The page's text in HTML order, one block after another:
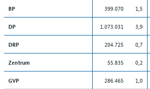
BP 399.070 1,5
DP 1.073.031 3,9
DRP 204.725 0,7
Zentrum 55.835 0,2
GVP 286.465 1,0